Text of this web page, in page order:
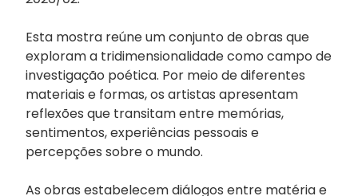
Esta mostra reúne um conjunto de obras que
exploram a tridimensionalidade como campo de
investigação poética. Por meio de diferentes
materiais e formas, os artistas apresentam
reflexões que transitam entre memórias,
sentimentos, experiências pessoais e
percepções sobre o mundo.
As obras estabelecem diálogos entre matéria e